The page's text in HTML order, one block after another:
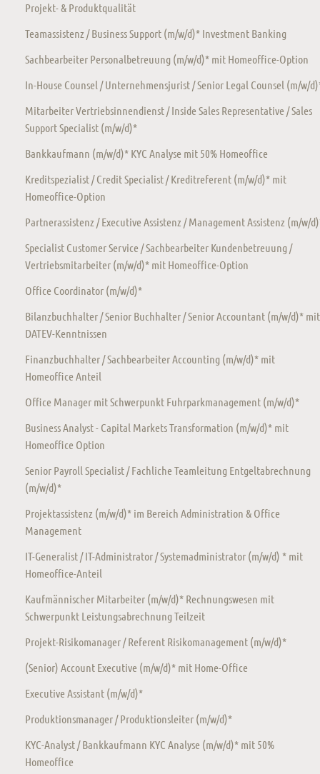
Projekt- & Produktqualität
Teamassistenz / Business Support (m/w/d)* Investment Banking
Sachbearbeiter Personalbetreuung (m/w/d)* mit Homeoffice-Option
In-House Counsel / Unternehmensjurist / Senior Legal Counsel (m/w/
Mitarbeiter Vertriebsinnendienst / Inside Sales Representative / Sales
Support Specialist (m/w/d)*
Bankkaufmann (m/w/d)* KYC Analyse mit 50% Homeoffice
Kreditspezialist / Credit Specialist / Kreditreferent (m/w/d)* mit
Homeoffice-Option
Partnerassistenz / Executive Assistenz / Management Assistenz (m/w/
Specialist Customer Service / Sachbearbeiter Kundenbetreuung /
Vertriebsmitarbeiter (m/w/d)* mit Homeoffice-Option
Office Coordinator (m/w/d)*
Bilanzbuchhalter / Senior Buchhalter / Senior Accountant (m/w/d)* mit
DATEV-Kenntnissen
Finanzbuchhalter / Sachbearbeiter Accounting (m/w/d)* mit
Homeoffice Anteil
Office Manager mit Schwerpunkt Fuhrparkmanagement (m/w/d)*
Business Analyst - Capital Markets Transformation (m/w/d)* mit
Homeoffice Option
Senior Payroll Specialist / Fachliche Teamleitung Entgeltabrechnung
(m/w/d)*
Projektassistenz (m/w/d)* im Bereich Administration & Office
Management
IT-Generalist / IT-Administrator / Systemadministrator (m/w/d) * mit
Homeoffice-Anteil
Kaufmännischer Mitarbeiter (m/w/d)* Rechnungswesen mit
Schwerpunkt Leistungsabrechnung Teilzeit
Projekt-Risikomanager / Referent Risikomanagement (m/w/d)*
(Senior) Account Executive (m/w/d)* mit Home-Office
Executive Assistant (m/w/d)*
Produktionsmanager / Produktionsleiter (m/w/d)*
KYC-Analyst / Bankkaufmann KYC Analyse (m/w/d)* mit 50%
Homeoffice